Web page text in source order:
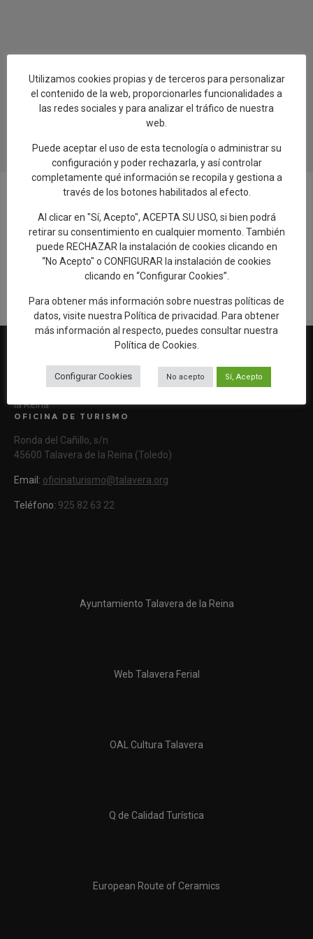
Añadir reseña en Google
Rellenar encuesta de calidad
Web oficial de Turismo del Excmo. Ayuntamiento de Talavera de
la Reina
OFICINA DE TURISMO
Ronda del Cañillo, s/n
45600 Talavera de la Reina (Toledo)
Email: oficinaturismo@talavera.org
Teléfono: 925 82 63 22
Ayuntamiento Talavera de la Reina
Web Talavera Ferial
OAL Cultura Talavera
Q de Calidad Turística
European Route of Ceramics
Utilizamos cookies propias y de terceros para personalizar
el contenido de la web, proporcionarles funcionalidades a
las redes sociales y para analizar el tráfico de nuestra
web.
Puede aceptar el uso de esta tecnología o administrar su
configuración y poder rechazarla, y así controlar
completamente qué información se recopila y gestiona a
través de los botones habilitados al efecto.
Al clicar en "Sí, Acepto", ACEPTA SU USO, si bien podrá
retirar su consentimiento en cualquier momento. También
puede RECHAZAR la instalación de cookies clicando en
“No Acepto" o CONFIGURAR la instalación de cookies
clicando en “Configurar Cookies”.
Para obtener más información sobre nuestras políticas de
datos, visite nuestra Política de privacidad
. Para obtener
más información al respecto, puedes consultar nuestra
Política de Cookies
Configurar Cookies No acepto Sí, Acepto